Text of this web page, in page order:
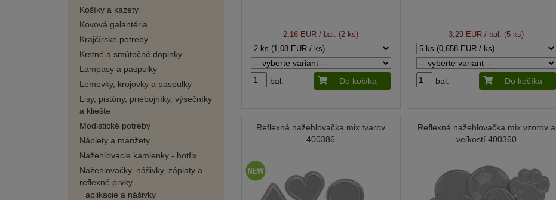
Košíky a kazety
Kovová galantéria
Krajčírske potreby
Krstné a smútočné doplnky
Lampasy a paspulky
Lemovky, krojovky a paspulky
Lisy, pistóny, priebojníky, výsečníky
a kliešte
Modistické potreby
Náplety a manžety
Nažehľovacie kamienky - hotfix
Nažehlovačky, nášivky, záplaty a
reflexné prvky
aplikácie a nášivky
2,16 EUR / bal. (2 ks)
bal. Do košíka
3,29 EUR / bal. (5 ks)
bal. Do košíka
Reflexná nažehlovačka mix tvarov
400386
Reflexná nažehlovačka mix vzorov a
veľkostí 400360